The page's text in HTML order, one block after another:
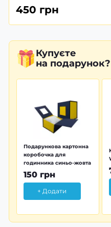
450 грн
Купуєте
на подарунок?
Подарункова картонна
коробочка для
годинника синьо-жовта
150 грн
+ Додати